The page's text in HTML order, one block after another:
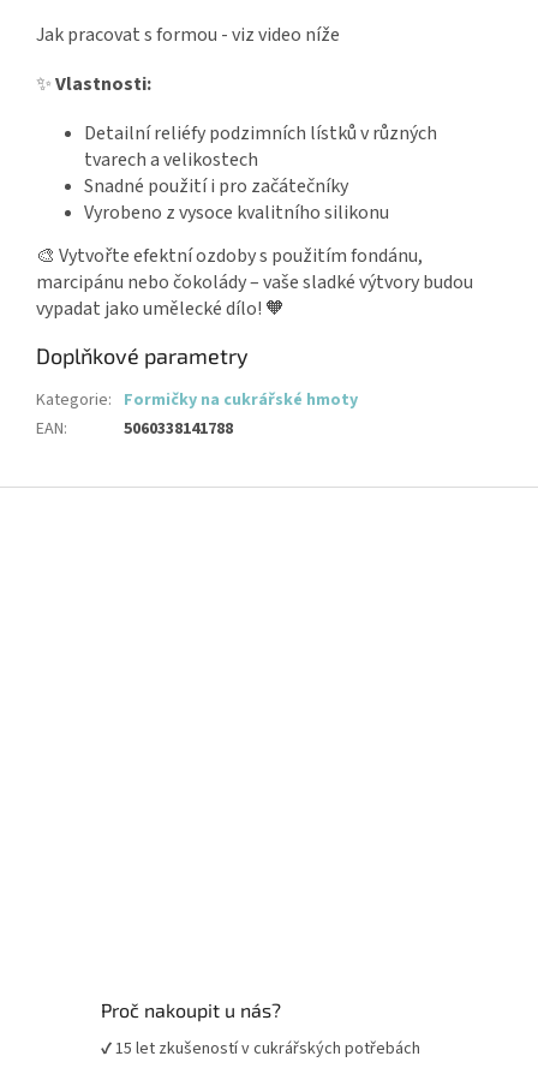
Jak pracovat s formou - viz video níže
✨Vlastnosti:
Detailní reliéfy podzimních lístků v různých
tvarech a velikostech
Snadné použití i pro začátečníky
Vyrobeno z vysoce kvalitního silikonu
🎨 Vytvořte efektní ozdoby s použitím fondánu,
marcipánu nebo čokolády – vaše sladké výtvory budou
vypadat jako umělecké dílo! 🧡
Doplňkové parametry
Kategorie: Formičky na cukrářské hmoty
EAN: 5060338141788
Proč nakoupit u nás?
✔ 15 let zkušeností v cukrářských potřebách